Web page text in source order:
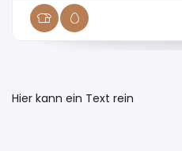
Hier kann ein Text rein